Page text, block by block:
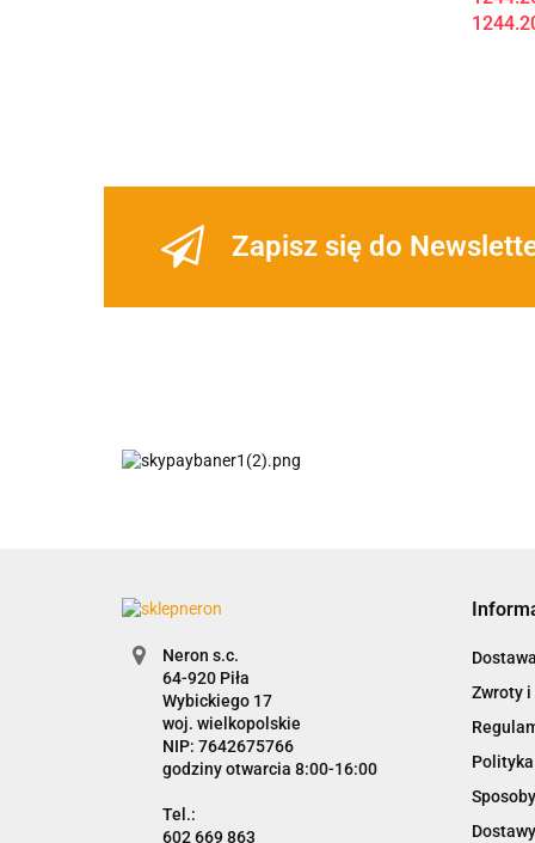
Zapisz się do
Neron s.c.
Wybickiego 17
woj. wielkopolskie
NIP: 7642675766
godziny otwarcia 8:00-16:00
602 669 863
Zwroty